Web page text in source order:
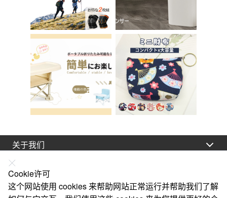
关于我们
法律声明
帮助
Cookie许可
这个网站使用 cookies 来帮助网站正常运行并帮助我们了解